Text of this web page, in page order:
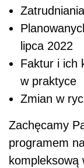
lipca 2022
Faktur i ich
w praktyce
Zmian w
Zachęcamy
programem
kompleksową